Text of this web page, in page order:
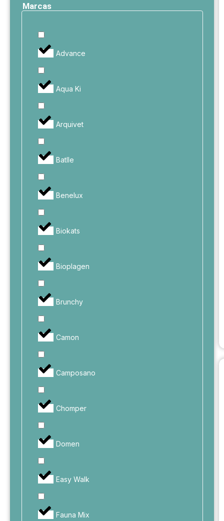
Marcas
Advance
Aqua Ki
Arquivet
Batlle
Benelux
Biokats
Bioplagen
Brunchy
Camon
Camposano
Chomper
Domen
Easy Walk
Fauna Mix